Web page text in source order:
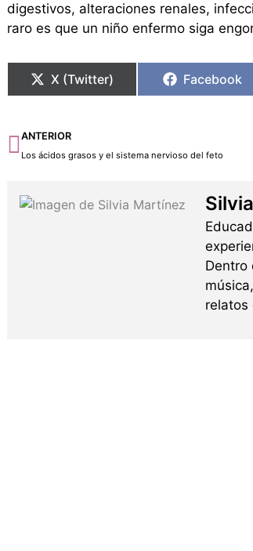
digestivos, alteraciones renales,
raro es que un niño enfermo siga
X (Twitter) Facebook
Ant
ANTERIOR
Los ácidos grasos y el sistema nervioso del feto
Dentro
relatos